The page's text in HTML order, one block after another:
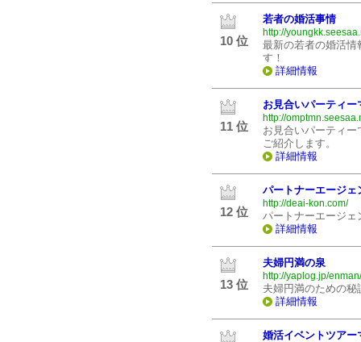
10 位
若者の婚活事情
http://
最新の若者の婚活情
す！
詳細情報
11 位
お見合いパーティー
http://
お見合いパーティ
ご紹介します。
詳細情報
12 位
パートナーエージェ
http://deai-kon.com/
パートナーエージ
詳細情報
13 位
夫婦円満の泉
http://yaplog.jp/enman/
夫婦円満のための
詳細情報
婚活イベントツアー